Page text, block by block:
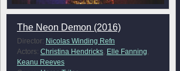
The Neon Demon (2016)
Director: Nicolas Winding Refn
Actors: Christina Hendricks, Elle Fanning
Keanu Reeves